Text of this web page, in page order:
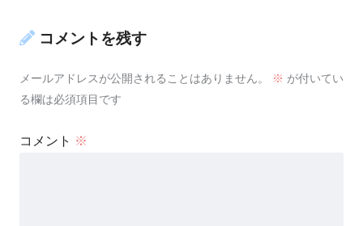
コメントを残す
メールアドレスが公開されることはありません。 ※ が付いてい
る欄は必須項目です
コメント ※